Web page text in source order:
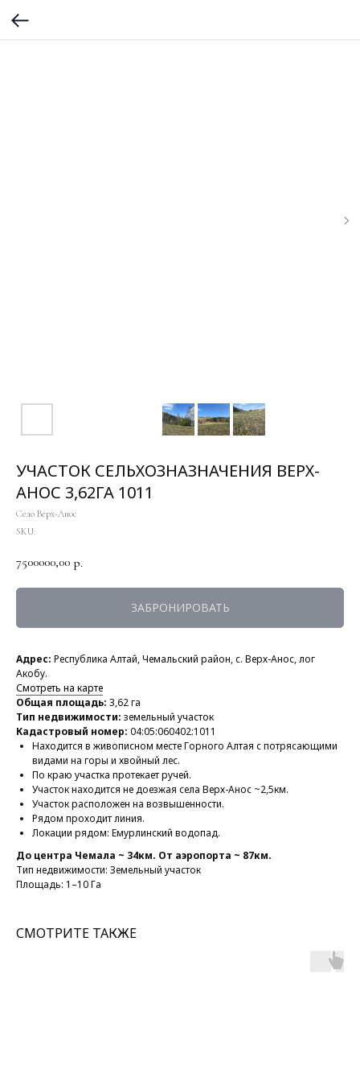
УЧАСТОК СЕЛЬХОЗНАЗНАЧЕНИЯ ВЕРХ-
АНОС 3,62ГА 1011
Село Верх-Анос
SKU:
7500000,00 р.
ЗАБРОНИРОВАТЬ
Адрес: Республика Алтай, Чемальский район, с. Верх-Анос, лог
Акобу.
Смотреть на карте
Общая площадь: 3,62 га
Тип недвижимости: земельный участок
Кадастровый номер: 04:05:060402:1011
Находится в живописном месте Горного Алтая с потрясающими
видами на горы и хвойный лес.
По краю участка протекает ручей.
Участок находится не доезжая села Верх-Анос ~2,5км.
Участок расположен на возвышенности.
Рядом проходит линия.
Локации рядом: Емурлинский водопад.
До центра Чемала ~ 34км. От аэропорта ~ 87км.
Тип недвижимости: Земельный участок
Площадь: 1–10 Га
СМОТРИТЕ ТАКЖЕ